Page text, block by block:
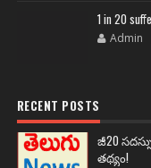
1 in 20
Admin
RECENT POSTS
జీ20
తథ్యం!